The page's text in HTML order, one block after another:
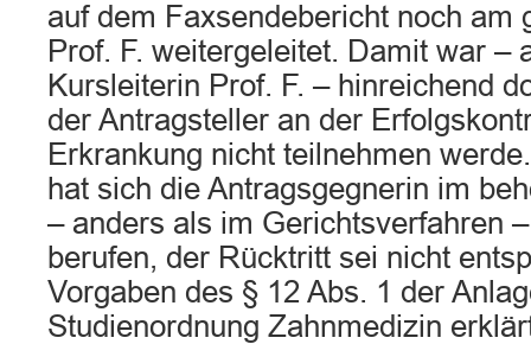
auf dem Faxsendebericht noch am
Prof. F. weitergeleitet. Damit war –
Kursleiterin Prof. F. – hinreichend
der Antragsteller an der
Erkrankung nicht teilnehmen
hat sich die Antragsgegnerin im
– anders als im Gerichtsverfahren
berufen, der Rücktritt sei nicht
Vorgaben des § 12 Abs. 1 der
Studienordnung Zahnmedizin